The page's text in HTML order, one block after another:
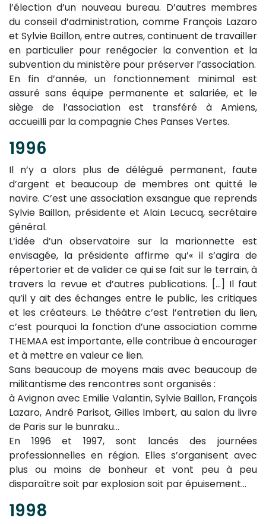
l’élection d’un nouveau bureau. D’autres membres
du conseil d’administration, comme François Lazaro
et Sylvie Baillon, entre autres, continuent de travailler
en particulier pour renégocier la convention et la
subvention du ministère pour préserver l’association.
En fin d’année, un fonctionnement minimal est
assuré sans équipe permanente et salariée, et le
siège de l’association est transféré à Amiens,
accueilli par la compagnie Ches Panses Vertes.
1996
Il n’y a alors plus de délégué permanent, faute
d’argent et beaucoup de membres ont quitté le
navire. C’est une association exsangue que reprends
Sylvie Baillon, présidente et Alain Lecucq, secrétaire
général.
L’idée d’un observatoire sur la marionnette est
envisagée, la présidente affirme qu’« il s’agira de
répertorier et de valider ce qui se fait sur le terrain, à
travers la revue et d’autres publications. […] Il faut
qu’il y ait des échanges entre le public, les critiques
et les créateurs. Le théâtre c’est l’entretien du lien,
c’est pourquoi la fonction d’une association comme
THEMAA est importante, elle contribue à encourager
et à mettre en valeur ce lien.
Sans beaucoup de moyens mais avec beaucoup de
militantisme des rencontres sont organisés :
à Avignon avec Emilie Valantin, Sylvie Baillon, François
Lazaro, André Parisot, Gilles Imbert, au salon du livre
de Paris sur le bunraku…
En 1996 et 1997, sont lancés des journées
professionnelles en région. Elles s’organisent avec
plus ou moins de bonheur et vont peu à peu
disparaître soit par explosion soit par épuisement…
1998